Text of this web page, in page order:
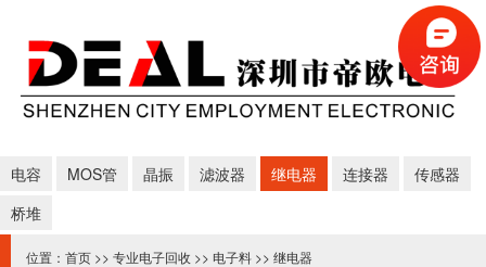
电容 MOS管 晶振 滤波器 继电器 连接器
传感器
桥堆
位置： 首页 >> 专业电子回收 >> 电子料 >> 继电器